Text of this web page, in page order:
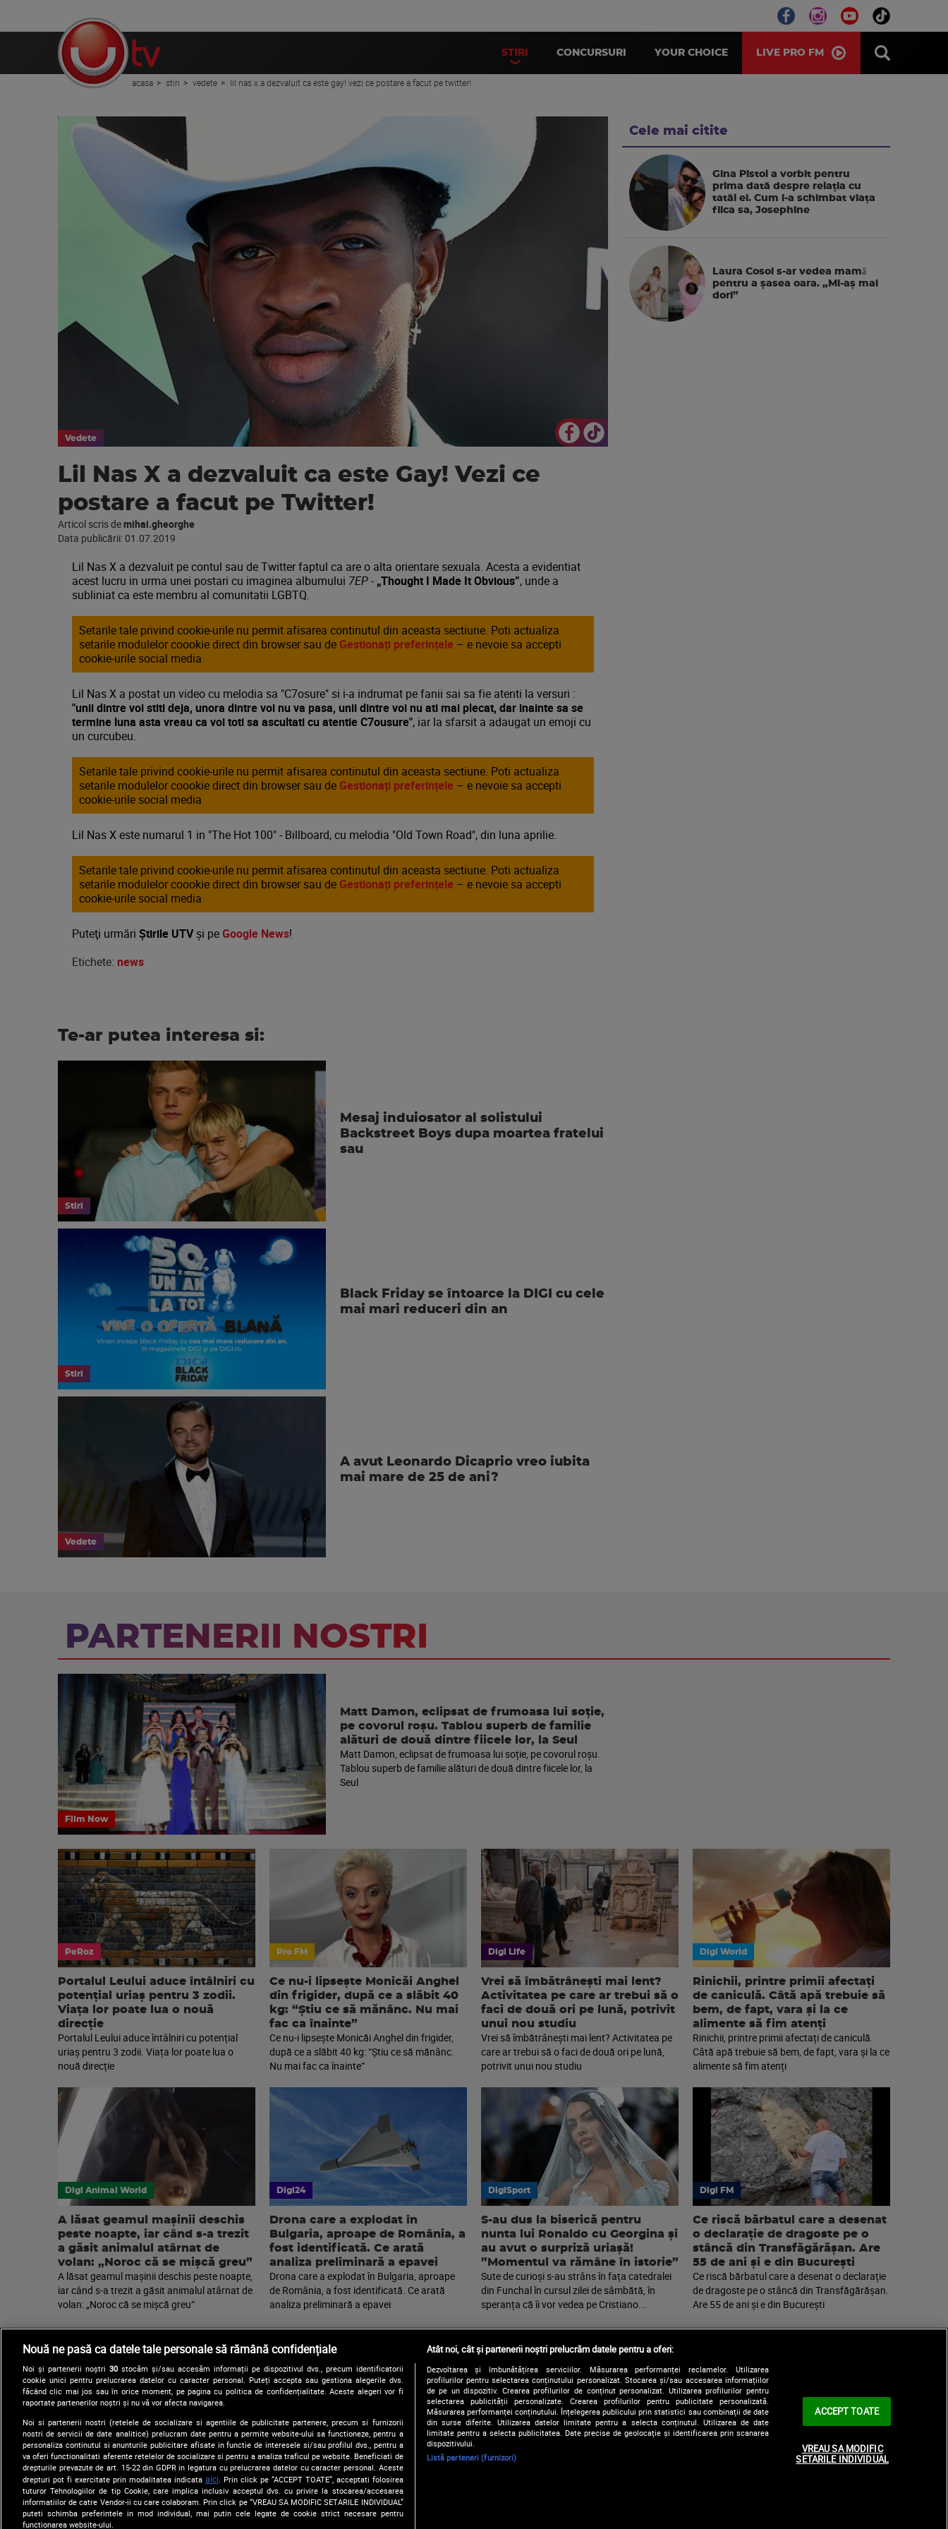
STIRI CONCURSURI YOUR CHOICE LIVE PRO FM
acasa stiri vedete lil nas x a dezvaluit ca este gay! vezi ce postare a facut pe twitter!
Vedete
Lil Nas X a dezvaluit ca este Gay! Vezi ce
postare a facut pe Twitter!
Articol scris demihai.gheorghe
Data publicării: 01.07.2019
Lil Nas X a dezvaluit pe contul sau de Twitter faptul ca are o alta orientare sexuala. Acesta a evidentiat
acest lucru in urma unei postari cu imaginea albumului 7EP- „Thought I Made It Obvious”, unde a
subliniat ca este membru al comunitatii LGBTQ.
Setarile tale privind cookie-urile nu permit afisarea continutul din aceasta sectiune. Poti actualiza
setarile modulelor coookie direct din browser sau de Gestionați preferințele – e nevoie sa accepti
cookie-urile social media
Lil Nas X a postat un video cu melodia sa "C7osure" si i-a indrumat pe fanii sai sa fie atenti la versuri :
"unii dintre voi stiti deja, unora dintre voi nu va pasa, unii dintre voi nu ati mai plecat, dar inainte sa se
termine luna asta vreau ca voi toti sa ascultati cu atentie C7ousure", iar la sfarsit a adaugat un emoji cu
un curcubeu.
Setarile tale privind cookie-urile nu permit afisarea continutul din aceasta sectiune. Poti actualiza
setarile modulelor coookie direct din browser sau de Gestionați preferințele – e nevoie sa accepti
cookie-urile social media
Lil Nas X este numarul 1 in "The Hot 100" - Billboard, cu melodia "Old Town Road", din luna aprilie.
Setarile tale privind cookie-urile nu permit afisarea continutul din aceasta sectiune. Poti actualiza
setarile modulelor coookie direct din browser sau de Gestionați preferințele – e nevoie sa accepti
cookie-urile social media
Puteţi urmări Știrile UTVşi peGoogle News!
Etichete: news
Cele mai citite
Gina Pistol a vorbit pentru
prima dată despre relația cu
tatăl ei. Cum i-a schimbat viața
fiica sa, Josephine
Laura Cosoi s-ar vedea mamǎ
pentru a şasea oara. „Mi-aș mai
dori”
Te-ar putea interesa si:
Stiri
Mesaj induiosator al solistului
Backstreet Boys dupa moartea fratelui
sau
Stiri
Black Friday se întoarce la DIGI cu cele
mai mari reduceri din an
Vedete
A avut Leonardo Dicaprio vreo iubita
mai mare de 25 de ani?
PARTENERII NOSTRI
Film Now
Matt Damon, eclipsat de frumoasa lui soție,
pe covorul roșu. Tablou superb de familie
alături de două dintre fiicele lor, la Seul
Matt Damon, eclipsat de frumoasa lui soție, pe covorul roșu.
Tablou superb de familie alături de două dintre fiicele lor, la
Seul
PeRoz
Portalul Leului aduce întâlniri cu
potențial uriaș pentru 3 zodii.
Viața lor poate lua o nouă
direcție
Portalul Leului aduce întâlniri cu potențial
uriaș pentru 3 zodii. Viața lor poate lua o
nouă direcție
Pro FM
Ce nu-i lipsește Monicăi Anghel
din frigider, după ce a slăbit 40
kg: “Știu ce să mănânc. Nu mai
fac ca înainte”
Ce nu-i lipsește Monicăi Anghel din frigider,
după ce a slăbit 40 kg: “Știu ce să mănânc.
Nu mai fac ca înainte”
Digi Life
Vrei să îmbătrânești mai lent?
Activitatea pe care ar trebui să o
faci de două ori pe lună, potrivit
unui nou studiu
Vrei să îmbătrânești mai lent? Activitatea pe
care ar trebui să o faci de două ori pe lună,
potrivit unui nou studiu
Digi World
Rinichii, printre primii afectați
de caniculă. Câtă apă trebuie să
bem, de fapt, vara și la ce
alimente să fim atenți
Rinichii, printre primii afectați de caniculă.
Câtă apă trebuie să bem, de fapt, vara și la ce
alimente să fim atenți
Digi Animal World
A lăsat geamul mașinii deschis
peste noapte, iar când s-a trezit
a găsit animalul atârnat de
volan: „Noroc că se mișcă greu”
A lăsat geamul mașinii deschis peste noapte,
iar când s-a trezit a găsit animalul atârnat de
volan: „Noroc că se mișcă greu”
Digi24
Drona care a explodat în
Bulgaria, aproape de România, a
fost identificată. Ce arată
analiza preliminară a epavei
Drona care a explodat în Bulgaria, aproape
de România, a fost identificată. Ce arată
analiza preliminară a epavei
DigiSport
S-au dus la biserică pentru
nunta lui Ronaldo cu Georgina și
au avut o surpriză uriașă!
”Momentul va rămâne în istorie”
Sute de curioși s-au strâns în fața catedralei
din Funchal în cursul zilei de sâmbătă, în
speranța că îi vor vedea pe Cristiano...
Digi FM
Ce riscă bărbatul care a desenat
o declarație de dragoste pe o
stâncă din Transfăgărășan. Are
55 de ani și e din București
Ce riscă bărbatul care a desenat o declarație
de dragoste pe o stâncă din Transfăgărășan.
Are 55 de ani și e din București
Urmărește-ne și pe:
Copyright © 2026 / DIGI ROMANIA S.A.
Arhiva
Comunicate de presă Politica de confidentialitate Termeni si conditii Gestionați preferințele| Contact/Info Codul etic
Nouă ne pasă ca datele tale personale să rămână confidențiale
Noi și partenerii noștri 30stocăm și/sau accesăm informații pe dispozitivul dvs., precum identificatorii
cookie unici pentru prelucrarea datelor cu caracter personal. Puteți accepta sau gestiona alegerile dvs.
făcând clic mai jos sau în orice moment, pe pagina cu politica de confidențialitate. Aceste alegeri vor fi
raportate partenerilor noștri și nu vă vor afecta navigarea.
Noi si partenerii nostri (retelele de socializare si agentiile de publicitate partenere, precum si furnizorii
nostri de servicii de date analitice) prelucram date pentru a permite website-ului sa functioneze, pentru a
personaliza continutul si anunturile publicitare afisate in functie de interesele si/sau profilul dvs., pentru a
va oferi functionalitati aferente retelelor de socializare si pentru a analiza traficul pe website. Beneficiati de
drepturile prevazute de art. 15-22 din GDPR in legatura cu prelucrarea datelor cu caracter personal. Aceste
drepturi pot fi exercitate prin modalitatea indicata aici . Prin click pe “ACCEPT TOATE”, acceptati folosirea
tuturor Tehnologiilor de tip Cookie, care implica inclusiv acceptul dvs. cu privire la stocarea/accesarea
informatiilor de catre Vendor-ii cu care colaboram. Prin click pe “VREAU SA MODIFIC SETARILE INDIVIDUAL”
puteti schimba preferintele in mod individual, mai putin cele legate de cookie strict necesare pentru
functionarea website-ului.
Atât noi, cât și partenerii noștri prelucrăm datele pentru a oferi:
Dezvoltarea și îmbunătățirea serviciilor. Măsurarea performanței reclamelor. Utilizarea
profilurilor pentru selectarea conținutului personalizat. Stocarea și/sau accesarea informațiilor
de pe un dispozitiv. Crearea profilurilor de conținut personalizat. Utilizarea profilurilor pentru
selectarea publicității personalizate. Crearea profilurilor pentru publicitate personalizată.
Măsurarea performanței conținutului. Înțelegerea publicului prin statistici sau combinații de date
din surse diferite. Utilizarea datelor limitate pentru a selecta conținutul. Utilizarea de date
limitate pentru a selecta publicitatea. Date precise de geolocație și identificarea prin scanarea
dispozitivului.
Listă parteneri (furnizori)
ACCEPT TOATE
VREAU SA MODIFIC
SETARILE INDIVIDUAL